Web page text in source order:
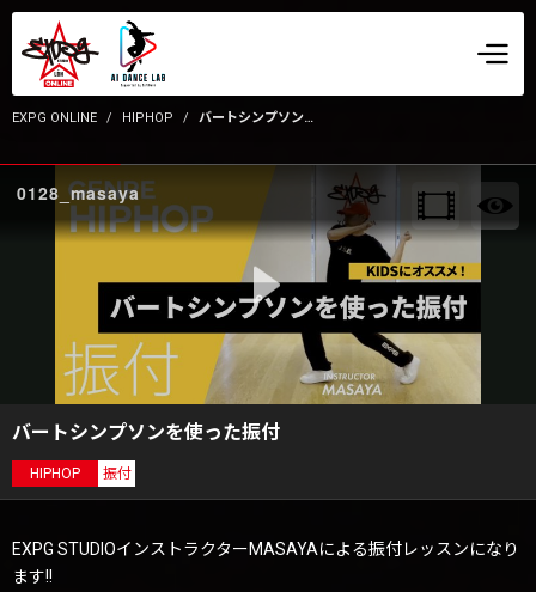
EXPG ONLINE HIPHOP バートシンプソンを使った振付
0128_masaya
バートシンプソンを使った振付
HIPHOP 振付
EXPG STUDIOインストラクターMASAYAによる振付レッスンになり
ます!!